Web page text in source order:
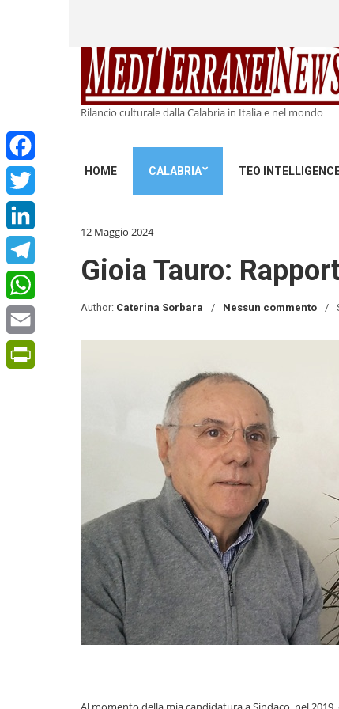
Rilancio culturale dalla Calabria in Italia e nel mondo
HOME CALABRIA TEO
Facebook
Twitter
LinkedIn
Telegram
WhatsApp
Email
12 Maggio 2024
Gioia Tauro:
Author: Caterina Sorbara Nessun commento